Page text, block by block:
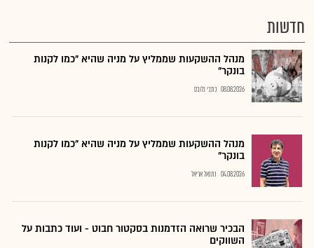
חדשות
מנהל ההשקעות שממליץ על מניה שהיא "כמו לקנות
בונקר"
08.08.2026 כתבי גלובס
מנהל ההשקעות שממליץ על מניה שהיא "כמו לקנות
בונקר"
04.08.2026 נתנאל אריאל
הבכיר שרואה הזדמנות בסקטור חבוט - ועוד כתבות על
השווקים